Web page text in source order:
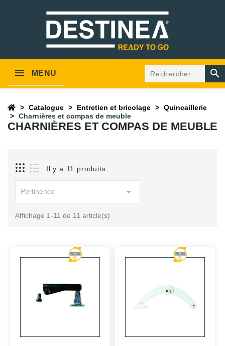
MENU 
Catalogue Entretien et bricolage
Quincaillerie
Charnières et compas de meuble
CHARNIÈRES ET COMPAS DE MEUBLE
Il y a 11 produits.
Pertinence 
Affichage 1-11 de 11 article(s)